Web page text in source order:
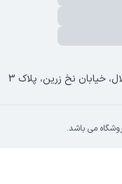
خیابان نخ زرین، پلاک 3
می باشد.